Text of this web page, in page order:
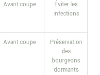
Avant coupe
Éviter les
infections
Avant coupe
Préservation
des
bourgeons
dormants